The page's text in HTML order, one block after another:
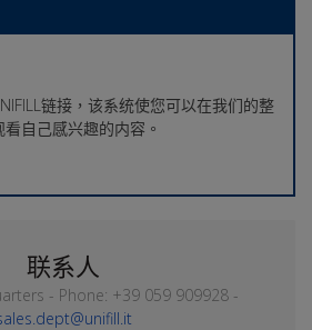
链接，该系统使您可以在我们的整
自己感兴趣的内容。
联系人
- Phone: +39 059 909928 -